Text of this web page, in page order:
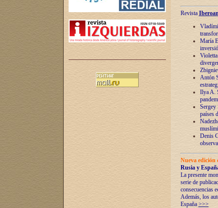
Revista
María
Antón
Ilya A.
Sergey
países
Denis
Nueva
Rusia y
La presente
serie de
consecuencias
Además, los
España >>>